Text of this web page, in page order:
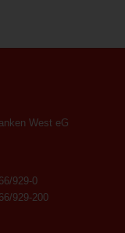
West eG
929-0
929-200